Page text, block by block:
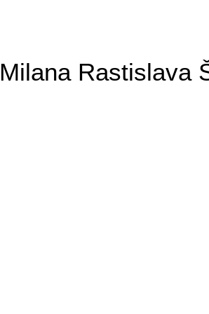
Rastislava